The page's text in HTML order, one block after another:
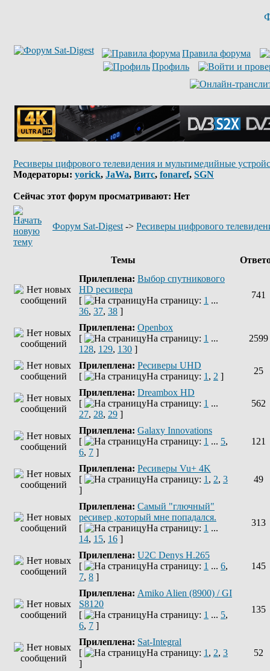
Правила форума
Профиль
Ресиверы цифрового телевидения и мультимедийные
Модераторы: yorick, JaWa, Витс, fonaref, SGN
Сейчас этот форум просматривают: Нет
Форум Sat-Digest -> Ресиверы цифрового
Темы
Прилеплена: Выбор спутникового
HD ресивера
[
На страницу: 1 ...
36, 37, 38 ]
741
Прилеплена: Openbox
[
На страницу: 1 ...
128, 129, 130 ]
2599
Прилеплена: Ресиверы UHD
[
На страницу: 1 , 2 ]
25
Прилеплена: Dreambox HD
[
На страницу: 1 ...
27, 28, 29 ]
562
Прилеплена: Galaxy Innovations
[
На страницу: 1 ... 5,
6, 7 ]
121
Прилеплена: Ресиверы Vu+ 4K
[
На страницу: 1 , 2, 3
]
49
Прилеплена: Самый "глючный"
ресивер ,который мне попадался.
[
На страницу: 1 ...
14, 15, 16 ]
313
Прилеплена: U2C Denys H.265
[
На страницу: 1 ... 6,
7, 8 ]
145
Прилеплена: Amiko Alien (8900) / GI
S8120
[
На страницу: 1 ... 5,
6, 7 ]
135
Прилеплена: Sat-Integral
[
На страницу: 1 , 2, 3
]
52